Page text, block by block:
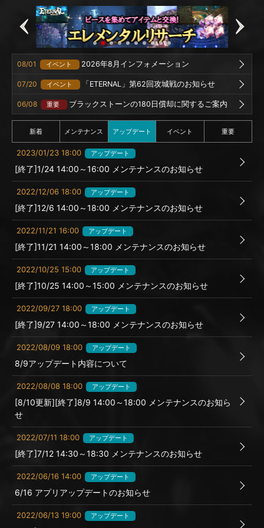
08/01 イベント 2026年8月インフォメーション
07/20 イベント 「ETERNAL」第62回攻城戦のお知らせ
06/08 重要 ブラックストーンの180日償却に関するご案内
新着 メンテナンス アップデート イベント 重要
2023/01/23 18:00 アップデート
[終了]1/24 14:00～16:00 メンテナンスのお知らせ
2022/12/06 18:00 アップデート
[終了]12/6 14:00～18:00 メンテナンスのお知らせ
2022/11/21 16:00 アップデート
[終了]11/21 14:00～18:00 メンテナンスのお知らせ
2022/10/25 15:00 アップデート
[終了]10/25 14:00～15:00 メンテナンスのお知らせ
2022/09/27 18:00 アップデート
[終了]9/27 14:00～18:00 メンテナンスのお知らせ
2022/08/09 18:00 アップデート
8/9アップデート内容について
2022/08/08 18:00 アップデート
[8/10更新][終了]8/9 14:00～18:00 メンテナンスのお知ら
せ
2022/07/11 18:00 アップデート
[終了]7/12 14:30～18:30 メンテナンスのお知らせ
2022/06/16 14:00 アップデート
6/16 アプリアップデートのお知らせ
2022/06/13 19:00 アップデート